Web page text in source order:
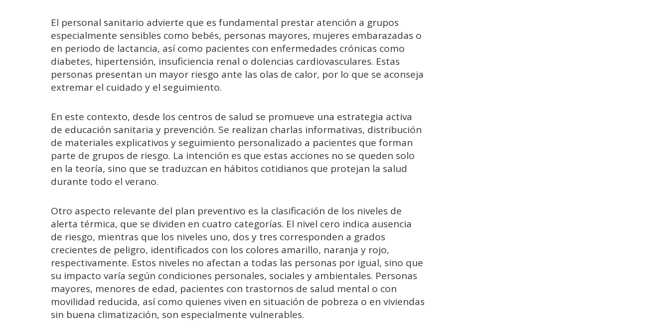
El personal sanitario advierte que es fundamental prestar atención a grupos
especialmente sensibles como bebés, personas mayores, mujeres embarazadas o
en periodo de lactancia, así como pacientes con enfermedades crónicas como
diabetes, hipertensión, insuficiencia renal o dolencias cardiovasculares. Estas
personas presentan un mayor riesgo ante las olas de calor, por lo que se aconseja
extremar el cuidado y el seguimiento.
En este contexto, desde los centros de salud se promueve una estrategia activa
de educación sanitaria y prevención. Se realizan charlas informativas, distribución
de materiales explicativos y seguimiento personalizado a pacientes que forman
parte de grupos de riesgo. La intención es que estas acciones no se queden solo
en la teoría, sino que se traduzcan en hábitos cotidianos que protejan la salud
durante todo el verano.
Otro aspecto relevante del plan preventivo es la clasificación de los niveles de
alerta térmica, que se dividen en cuatro categorías. El nivel cero indica ausencia
de riesgo, mientras que los niveles uno, dos y tres corresponden a grados
crecientes de peligro, identificados con los colores amarillo, naranja y rojo,
respectivamente. Estos niveles no afectan a todas las personas por igual, sino que
su impacto varía según condiciones personales, sociales y ambientales. Personas
mayores, menores de edad, pacientes con trastornos de salud mental o con
movilidad reducida, así como quienes viven en situación de pobreza o en viviendas
sin buena climatización, son especialmente vulnerables.